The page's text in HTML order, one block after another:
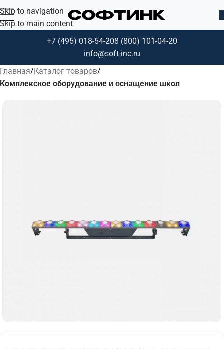
Skip to navigation
Skip to main content
+7 (495) 018-54-208 (800) 101-04-20
info@soft-inc.ru
Главная Каталог товаров
Комплексное оборудование и оснащение школ